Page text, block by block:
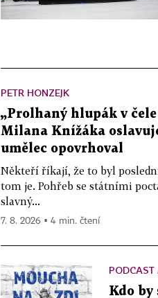
PETR HONZEJK
„Prolhaný hlupák v
Milana Knížáka
umělec opovrhoval
Někteří říkají, že to byl
tom je. Pohřeb se státními
slavný...
7. 8. 2026 ▪ 4 min. čtení
Kdo